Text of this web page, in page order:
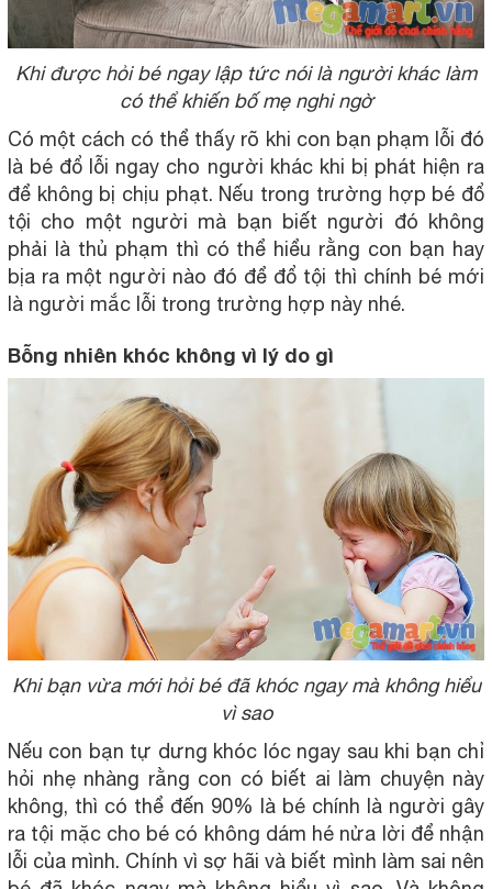
Khi được hỏi bé ngay lập tức nói là người khác làm
có thể khiến bố mẹ nghi ngờ
Có một cách có thể thấy rõ khi con bạn phạm lỗi đó
là bé đổ lỗi ngay cho người khác khi bị phát hiện ra
để không bị chịu phạt. Nếu trong trường hợp bé đổ
tội cho một người mà bạn biết người đó không
phải là thủ phạm thì có thể hiểu rằng con bạn hay
bịa ra một người nào đó để đổ tội thì chính bé mới
là người mắc lỗi trong trường hợp này nhé.
Bỗng nhiên khóc không vì lý do gì
Khi bạn vừa mới hỏi bé đã khóc ngay mà không hiểu
vì sao
Nếu con bạn tự dưng khóc lóc ngay sau khi bạn chỉ
hỏi nhẹ nhàng rằng con có biết ai làm chuyện này
không, thì có thể đến 90% là bé chính là người gây
ra tội mặc cho bé có không dám hé nửa lời để nhận
lỗi của mình. Chính vì sợ hãi và biết mình làm sai nên